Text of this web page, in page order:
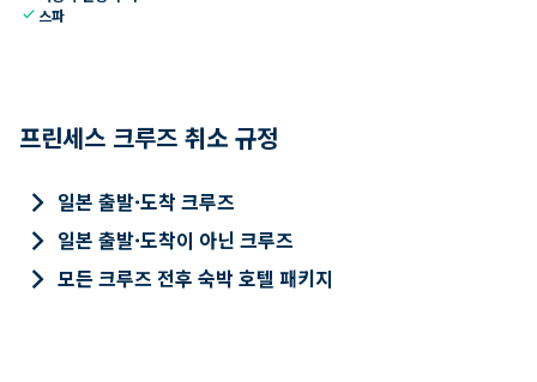
check 스파
프린세스 크루즈 취소 규정
keyboard_arrow_right 일본 출발·도착 크루즈
keyboard_arrow_right 일본 출발·도착이 아닌 크루즈
keyboard_arrow_right 모든 크루즈 전후 숙박 호텔 패키지